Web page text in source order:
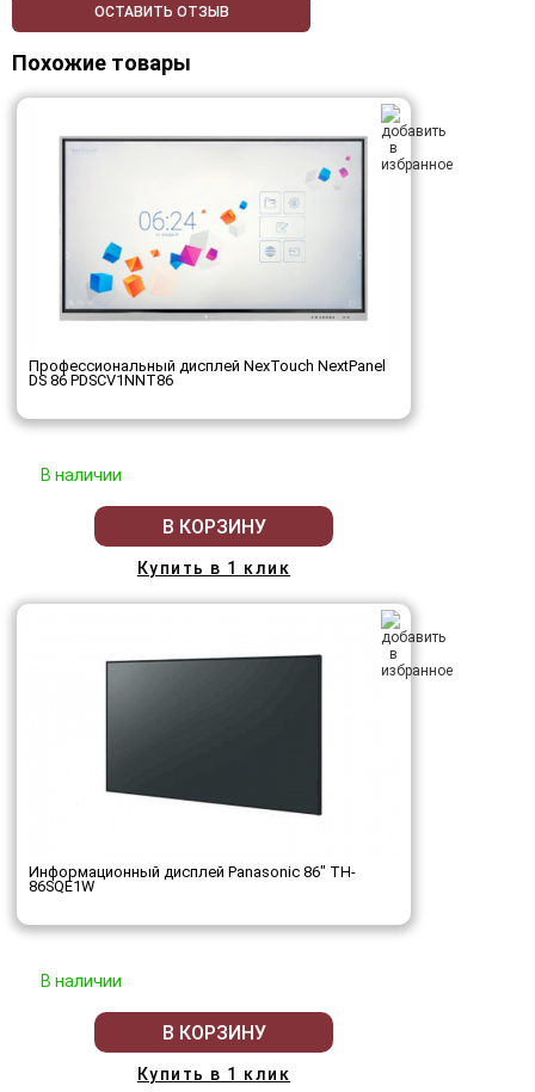
ОСТАВИТЬ ОТЗЫВ
Похожие товары
Профессиональный дисплей NexTouch NextPanel
DS 86 PDSCV1NNT86
В наличии
В КОРЗИНУ
Купить в 1 клик
Информационный дисплей Panasonic 86" TH-
86SQE1W
В наличии
В КОРЗИНУ
Купить в 1 клик